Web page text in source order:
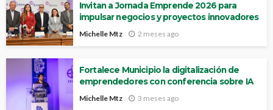
Invitan a Jornada Emprende 2026 para
impulsar negocios y proyectos innovadores
Michelle Mtz 2 meses ago
Fortalece Municipio la digitalización de
emprendedores con conferencia sobre IA
Michelle Mtz 3 meses ago